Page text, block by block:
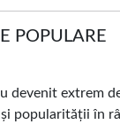
POPULARE
devenit extrem
popularității în